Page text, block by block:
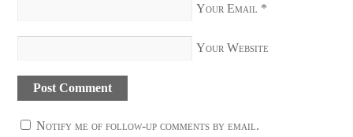
Your Email *
Your Website
Notify me of follow-up comments by email.